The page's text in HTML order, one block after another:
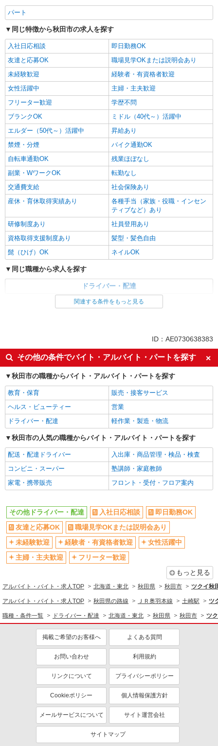
パート
同じ特徴から秋田市の求人を探す
入社日応相談
即日勤務OK
友達と応募OK
職場見学OKまたは説明会あり
未経験歓迎
経験者・有資格者歓迎
女性活躍中
主婦・主夫歓迎
フリーター歓迎
学歴不問
ブランクOK
ミドル（40代～）活躍中
エルダー（50代～）活躍中
昇給あり
禁煙・分煙
バイク通勤OK
自転車通勤OK
残業ほぼなし
副業・WワークOK
転勤なし
交通費支給
社会保険あり
産休・育休取得実績あり
各種手当（家族・役職・インセン
ティブなど）あり
研修制度あり
社員登用あり
資格取得支援制度あり
髪型・髪色自由
髭（ひげ）OK
ネイルOK
同じ職種から求人を探す
ドライバー・配達
同じ特徴から求人を探す
社会保険あり
産休・育休取得実績あり
社員登用あり
関連する条件をもっと見る
ID：AE0730638383
その他の条件でバイト・アルバイト・パートを探す
秋田市の職種からバイト・アルバイト・パートを探す
教育・保育
販売・接客サービス
ヘルス・ビューティー
営業
ドライバー・配達
軽作業・製造・物流
秋田市の人気の職種からバイト・アルバイト・パートを探す
配送・配達ドライバー
入出庫・商品管理・検品・検査
コンビニ・スーパー
塾講師・家庭教師
家電・携帯販売
フロント・受付・フロア案内
その他ドライバー・配達 入社日応相談
即日勤務OK
友達と応募OK
職場見学OKまたは説明会あり
未経験歓迎
経験者・有資格者歓迎
女性活躍中
主婦・主夫歓迎
フリーター歓迎
もっと見る
アルバイト・バイト・求人TOP 北海道・東北 秋田県 秋田市 ツクイ秋
アルバイト・バイト・求人TOP 秋田県の路線 ＪＲ奥羽本線 土崎駅 ツ
職種・条件一覧 ドライバー・配達 北海道・東北 秋田県 秋田市 ツ
掲載ご希望のお客様へ よくある質問
お問い合わせ 利用規約
リンクについて プライバシーポリシー
Cookieポリシー 個人情報保護方針
メールサービスについて サイト運営会社
サイトマップ